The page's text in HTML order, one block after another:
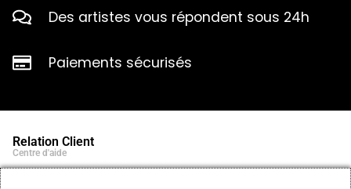
Des artistes vous répondent sous 24h
Paiements sécurisés
Relation Client
Centre d'aide